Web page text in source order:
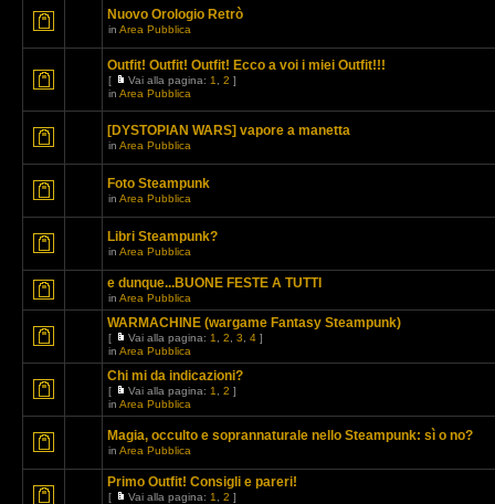
Nuovo Orologio Retrò
in Area Pubblica
Outfit! Outfit! Outfit! Ecco a voi i miei Outfit!!!
[ Vai alla pagina: 1 2 ]
in Area Pubblica
[DYSTOPIAN WARS] vapore a manetta
in Area Pubblica
Foto Steampunk
in Area Pubblica
Libri Steampunk?
in Area Pubblica
e dunque...BUONE FESTE A TUTTI
in Area Pubblica
WARMACHINE (wargame Fantasy Steampunk)
[ Vai alla pagina: 1 2 3 4 ]
in Area Pubblica
Chi mi da indicazioni?
[ Vai alla pagina: 1 2 ]
in Area Pubblica
Magia, occulto e soprannaturale nello Steampunk: sì o no?
in Area Pubblica
Primo Outfit! Consigli e pareri!
[ Vai alla pagina: 1 2 ]